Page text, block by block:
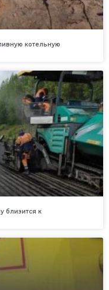
котельную
близится к